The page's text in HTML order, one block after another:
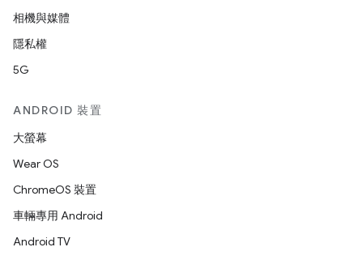
相機與媒體
隱私權
5G
ANDROID 裝置
大螢幕
Wear OS
ChromeOS 裝置
車輛專用 Android
Android TV